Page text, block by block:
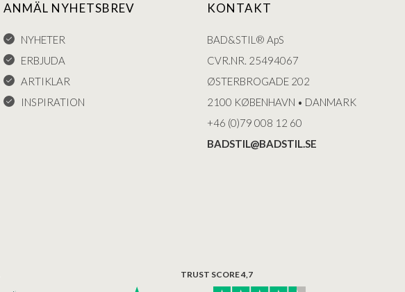
ANMÄL NYHETSBREV
NYHETER
ERBJUDA
ARTIKLAR
INSPIRATION
KONTAKT
BAD&STIL® ApS
CVR.NR. 25494067
ØSTERBROGADE 202
2100 KØBENHAVN • DANMARK
+46 (0)79 008 12 60
BADSTIL@BADSTIL.SE
TRUST SCORE 4,7